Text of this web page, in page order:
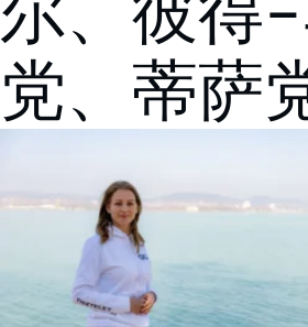
党、蒂萨